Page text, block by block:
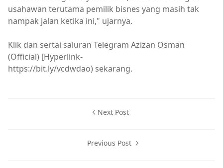
usahawan terutama pemilik bisnes yang masih tak
nampak jalan ketika ini," ujarnya.
Klik dan sertai saluran Telegram Azizan Osman
(Official) [Hyperlink-
https://bit.ly/vcdwdao) sekarang.
Next Post
Previous Post